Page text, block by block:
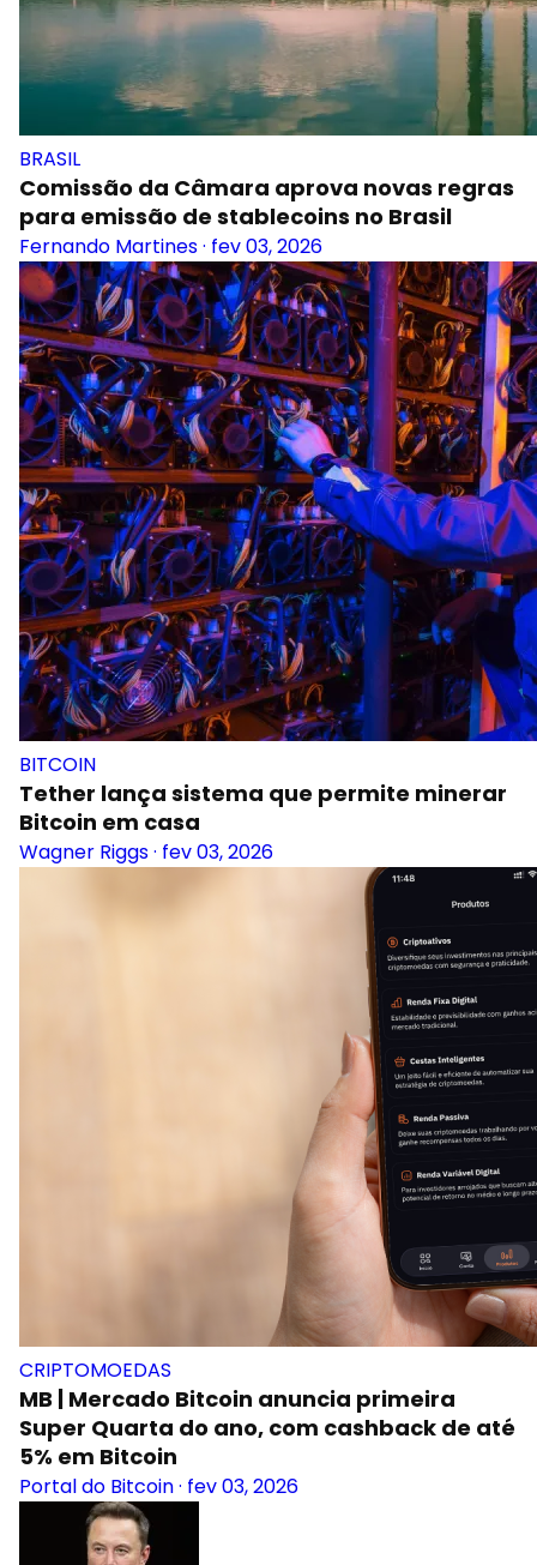
BRASIL
Comissão da Câmara aprova novas regras
para emissão de stablecoins no Brasil
Fernando Martines· fev 03, 2026
BITCOIN
Tether lança sistema que permite minerar
Bitcoin em casa
Wagner Riggs· fev 03, 2026
CRIPTOMOEDAS
MB | Mercado Bitcoin anuncia primeira
Super Quarta do ano, com cashback de até
5% em Bitcoin
Portal do Bitcoin· fev 03, 2026